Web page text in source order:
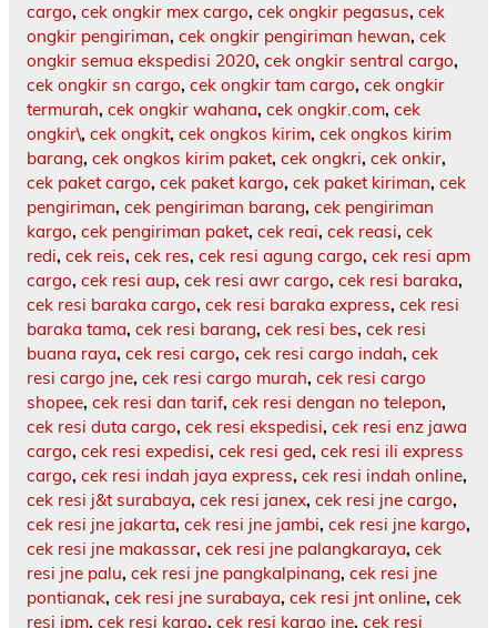
cargo, cek ongkir mex cargo, cek ongkir pegasus, cek
ongkir pengiriman, cek ongkir pengiriman hewan, cek
ongkir semua ekspedisi 2020, cek ongkir sentral cargo,
cek ongkir sn cargo, cek ongkir tam cargo, cek ongkir
termurah, cek ongkir wahana, cek ongkir.com, cek
ongkir\, cek ongkit, cek ongkos kirim, cek ongkos kirim
barang, cek ongkos kirim paket, cek ongkri, cek onkir,
cek paket cargo, cek paket kargo, cek paket kiriman, cek
pengiriman, cek pengiriman barang, cek pengiriman
kargo, cek pengiriman paket, cek reai, cek reasi, cek
redi, cek reis, cek res, cek resi agung cargo, cek resi apm
cargo, cek resi aup, cek resi awr cargo, cek resi baraka,
cek resi baraka cargo, cek resi baraka express, cek resi
baraka tama, cek resi barang, cek resi bes, cek resi
buana raya, cek resi cargo, cek resi cargo indah, cek
resi cargo jne, cek resi cargo murah, cek resi cargo
shopee, cek resi dan tarif, cek resi dengan no telepon,
cek resi duta cargo, cek resi ekspedisi, cek resi enz jawa
cargo, cek resi expedisi, cek resi ged, cek resi ili express
cargo, cek resi indah jaya express, cek resi indah online,
cek resi j&t surabaya, cek resi janex, cek resi jne cargo,
cek resi jne jakarta, cek resi jne jambi, cek resi jne kargo,
cek resi jne makassar, cek resi jne palangkaraya, cek
resi jne palu, cek resi jne pangkalpinang, cek resi jne
pontianak, cek resi jne surabaya, cek resi jnt online, cek
resi jpm, cek resi kargo, cek resi kargo jne, cek resi